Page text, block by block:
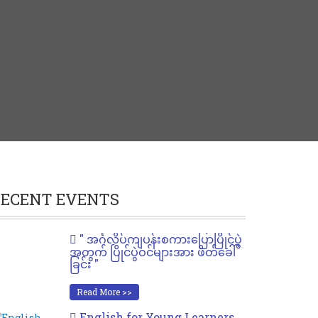
EVENTS
" အင်္ဂလိပ်ကျပန်းစကားပြောပြိုင်ပွဲ
အတွက် ပြိုင်ပွဲဝင်များအား ဖိတ်ခေါ်
ခြင်း "
Read More >>